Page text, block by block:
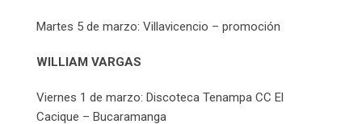
Martes 5 de marzo: Villavicencio – promoción
WILLIAM VARGAS
Viernes 1 de marzo: Discoteca Tenampa CC El
Cacique – Bucaramanga